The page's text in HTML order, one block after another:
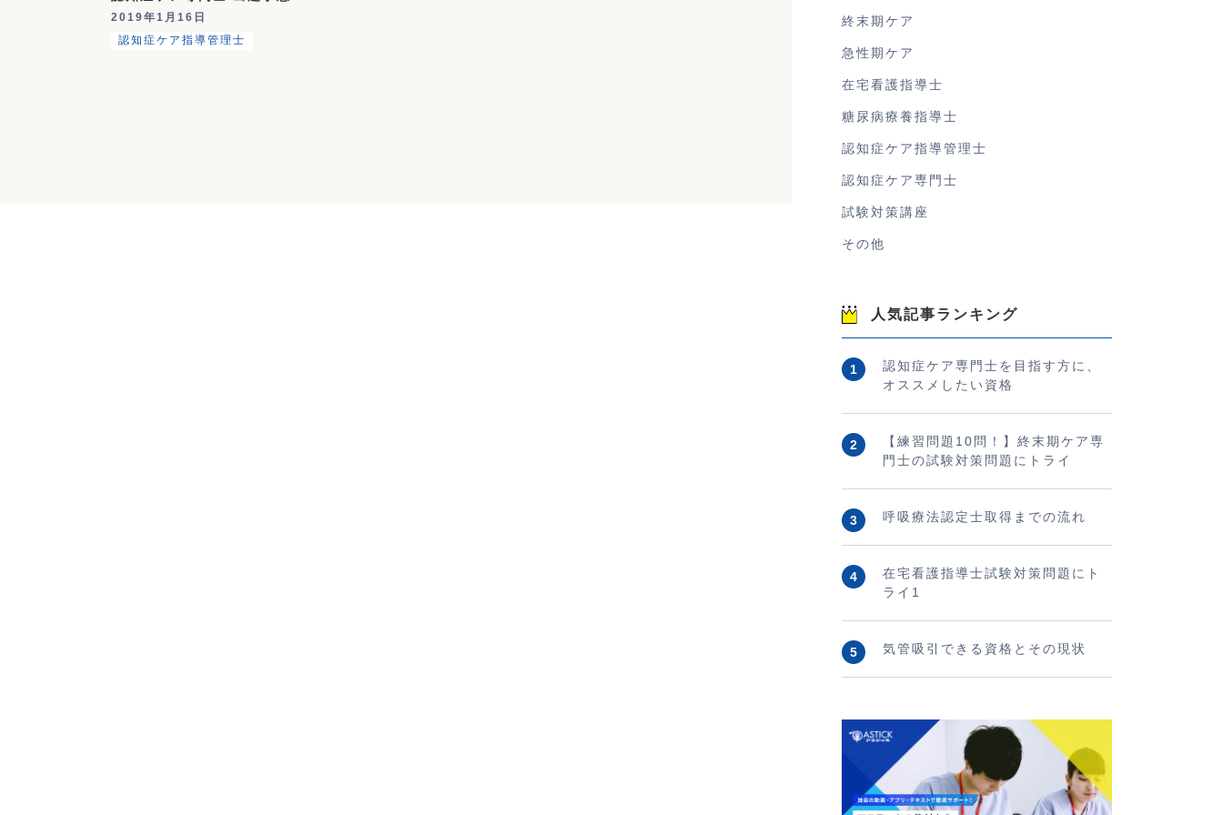
2019年1月16日
認知症ケア指導管理士
終末期ケア
急性期ケア
在宅看護指導士
糖尿病療養指導士
認知症ケア指導管理士
認知症ケア専門士
試験対策講座
その他
人気記事ランキング
認知症ケア専門士を目指す方に、
オススメしたい資格
【練習問題10問！】終末期ケア専
門士の試験対策問題にトライ
呼吸療法認定士取得までの流れ
在宅看護指導士試験対策問題にト
ライ1
気管吸引できる資格とその現状